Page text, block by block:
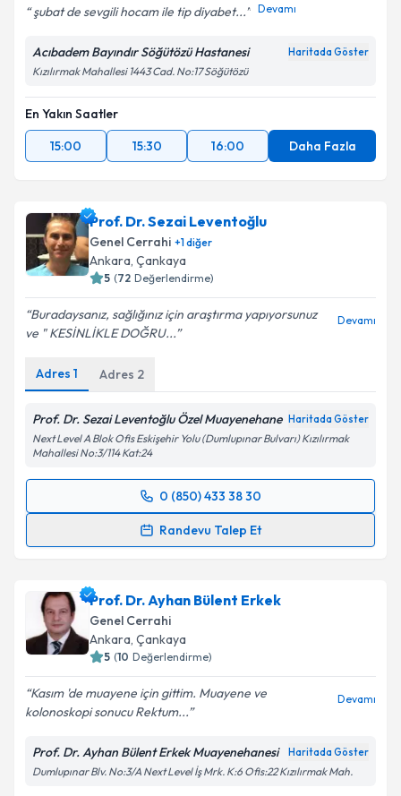
şubat de sevgili hocam ile tip diyabet... Devamı
Acıbadem Bayındır Söğütözü Hastanesi Haritada Göster
Kızılırmak Mahallesi 1443 Cad. No:17 Söğütözü
En Yakın Saatler
15:00
15:30 16:00 Daha Fazla
Prof. Dr. Sezai Leventoğlu
Genel Cerrahi +1diğer
Ankara, Çankaya
5 (72 Değerlendirme)
Buradaysanız, sağlığınız için araştırma yapıyorsunuz
ve " KESİNLİKLE DOĞRU...
Devamı
Adres 1 Adres 2
Prof. Dr. Sezai Leventoğlu Özel Muayenehane Haritada Göster
Next Level A Blok Ofis Eskişehir Yolu (Dumlupınar Bulvarı) Kızılırmak
Mahallesi No:3/114 Kat:24
0 (850) 433 38 30
Randevu Talep Et
Randevu Takvimi Talebi
için bir takvim hazırlandığında e-posta ile
bilgilendireceğiz.
E-posta Adresiniz
Metni 'ni okudum ve kişisel verilerimin belirtilen
kapsamda işlenmesini kabul ediyorum.
Prof. Dr. Ayhan Bülent Erkek
Genel Cerrahi
Ankara, Çankaya
5 (10 Değerlendirme)
Kasım 'de muayene için gittim. Muayene ve
kolonoskopi sonucu Rektum...
Devamı
Prof. Dr. Ayhan Bülent Erkek Muayenehanesi Haritada Göster
Dumlupınar Blv. No:3/A Next Level İş Mrk. K:6 Ofis:22 Kızılırmak Mah.